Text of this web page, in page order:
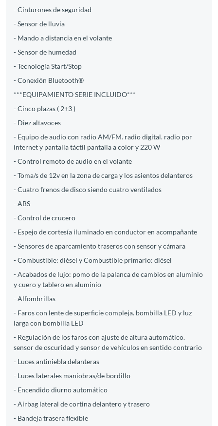
- Cinturones de seguridad
- Sensor de lluvia
- Mando a distancia en el volante
- Sensor de humedad
- Tecnología Start/Stop
- Conexión Bluetooth®
***EQUIPAMIENTO SERIE INCLUIDO***
- Cinco plazas ( 2+3 )
- Diez altavoces
- Equipo de audio con radio AM/FM. radio digital. radio por
internet y pantalla táctil pantalla a color y 220 W
- Control remoto de audio en el volante
- Toma/s de 12v en la zona de carga y los asientos delanteros
- Cuatro frenos de disco siendo cuatro ventilados
- ABS
- Control de crucero
- Espejo de cortesía iluminado en conductor en acompañante
- Sensores de aparcamiento traseros con sensor y cámara
- Combustible: diésel y Combustible primario: diésel
- Acabados de lujo: pomo de la palanca de cambios en aluminio
y cuero y tablero en aluminio
- Alfombrillas
- Faros con lente de superficie compleja. bombilla LED y luz
larga con bombilla LED
- Regulación de los faros con ajuste de altura automático.
sensor de oscuridad y sensor de vehículos en sentido contrario
- Luces antiniebla delanteras
- Luces laterales maniobras/de bordillo
- Encendido diurno automático
- Airbag lateral de cortina delantero y trasero
- Bandeja trasera flexible